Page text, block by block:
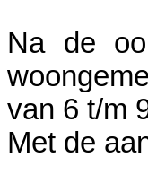
Na de
van 6 t/m
Met de